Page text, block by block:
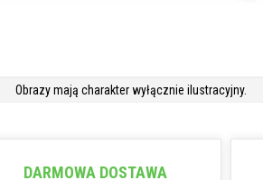
Obrazy mają charakter wyłącznie ilustracyjny.
DARMOWA DOSTAWA